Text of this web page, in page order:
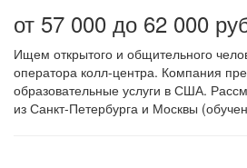
от 57 000 до 62 000
Ищем открытого и общительного
оператора колл-центра. Компания
образовательные услуги в США.
из Санкт-Петербурга и Москвы